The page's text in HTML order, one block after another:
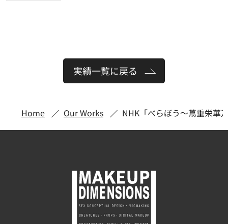
実績一覧に戻る
Home Our Works NHK「べらぼう〜蔦重栄華